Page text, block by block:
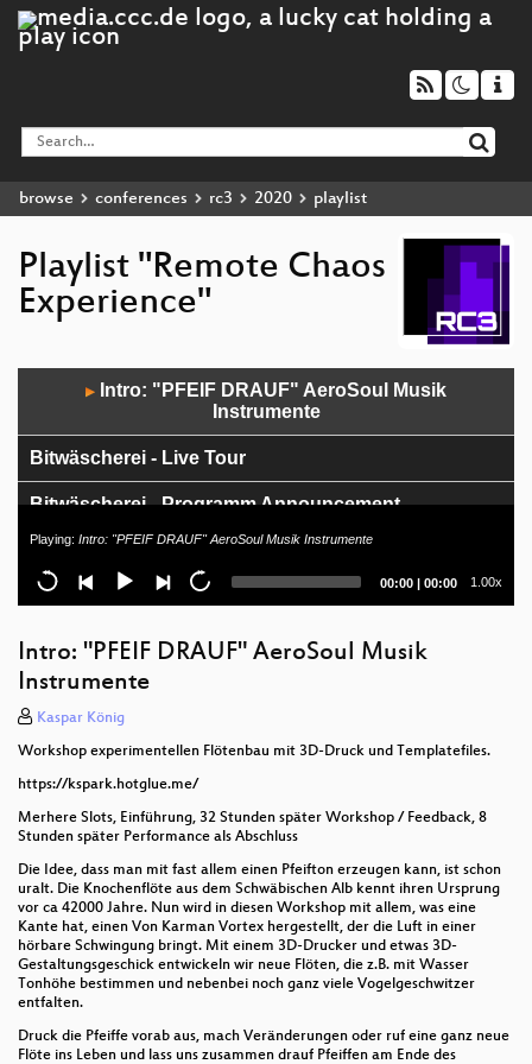
browse conferences rc3 2020 playlist
Playlist "Remote Chaos
Experience"
▶
Intro: "PFEIF DRAUF" AeroSoul Musik
Instrumente
Bitwäscherei - Live Tour
Bitwäscherei - Programm Announcement
Freifunk-Knowhow - Gemeinnützigkeit & größere
Installationen
OVER?
Elektronische Beweisführung
What have we lost?
Careables - Video Stories of Open Source Hardware
cyber4EDU & infra.run
Open-Source-Initiativen der deutschen und
europäischen Regierungen
Videoüberwachung von Demonstrationen und die
Definitionsmacht der Polizei. Zwischen
Objektivitätsfiktion und selektiver Sanktionierung
Digitale Gewalt gegen Frauen
Playing: Intro: "PFEIF DRAUF" AeroSoul Musik Instrumente
Current
00:00 | Total
00:00 1.00x
Intro: "PFEIF DRAUF" AeroSoul Musik
Instrumente
Kaspar König
Workshop experimentellen Flötenbau mit 3D-Druck und Templatefiles.
https://kspark.hotglue.me/
Merhere Slots, Einführung, 32 Stunden später Workshop / Feedback, 8
Stunden später Performance als Abschluss
Die Idee, dass man mit fast allem einen Pfeifton erzeugen kann, ist schon
uralt. Die Knochenflöte aus dem Schwäbischen Alb kennt ihren Ursprung
vor ca 42000 Jahre. Nun wird in diesen Workshop mit allem, was eine
Kante hat, einen Von Karman Vortex hergestellt, der die Luft in einer
hörbare Schwingung bringt. Mit einem 3D-Drucker und etwas 3D-
Gestaltungsgeschick entwickeln wir neue Flöten, die z.B. mit Wasser
Tonhöhe bestimmen und nebenbei noch ganz viele Vogelgeschwitzer
entfalten.
Druck die Pfeiffe vorab aus, mach Veränderungen oder ruf eine ganz neue
Flöte ins Leben und lass uns zusammen drauf Pfeiffen am Ende des